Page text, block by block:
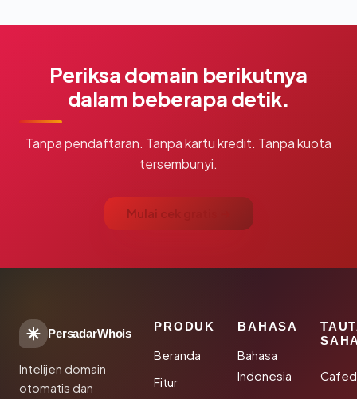
Periksa domain berikutnya
dalam beberapa detik.
Tanpa pendaftaran. Tanpa kartu kredit. Tanpa kuota
tersembunyi.
Mulai cek gratis →
PersadarWhois
Intelijen domain
otomatis dan
PRODUK
Beranda
Fitur
BAHASA
Bahasa
Indonesia